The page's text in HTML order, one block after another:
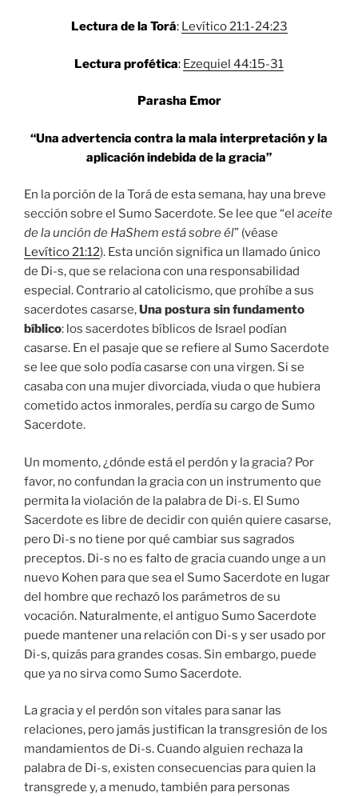
Lectura de la Torá: Levítico 21:1-24:23
Lectura profética: Ezequiel 44:15-31
Parasha Emor
“Una advertencia contra la mala interpretación y la
aplicación indebida de la gracia”
En la porción de la Torá de esta semana, hay una breve
sección sobre el Sumo Sacerdote. Se lee que “el aceite
de la unción de HaShem está sobre él” (véase
Levítico 21:12). Esta unción significa un llamado único
de Di-s, que se relaciona con una responsabilidad
especial. Contrario al catolicismo, que prohíbe a sus
sacerdotes casarse,Una postura sin fundamento
bíblico: los sacerdotes bíblicos de Israel podían
casarse. En el pasaje que se refiere al Sumo Sacerdote
se lee que solo podía casarse con una virgen. Si se
casaba con una mujer divorciada, viuda o que hubiera
cometido actos inmorales, perdía su cargo de Sumo
Sacerdote.
Un momento, ¿dónde está el perdón y la gracia? Por
favor, no confundan la gracia con un instrumento que
permita la violación de la palabra de Di-s. El Sumo
Sacerdote es libre de decidir con quién quiere casarse,
pero Di-s no tiene por qué cambiar sus sagrados
preceptos. Di-s no es falto de gracia cuando unge a un
nuevo Kohen para que sea el Sumo Sacerdote en lugar
del hombre que rechazó los parámetros de su
vocación. Naturalmente, el antiguo Sumo Sacerdote
puede mantener una relación con Di-s y ser usado por
Di-s, quizás para grandes cosas. Sin embargo, puede
que ya no sirva como Sumo Sacerdote.
La gracia y el perdón son vitales para sanar las
relaciones, pero jamás justifican la transgresión de los
mandamientos de Di-s. Cuando alguien rechaza la
palabra de Di-s, existen consecuencias para quien la
transgrede y, a menudo, también para personas